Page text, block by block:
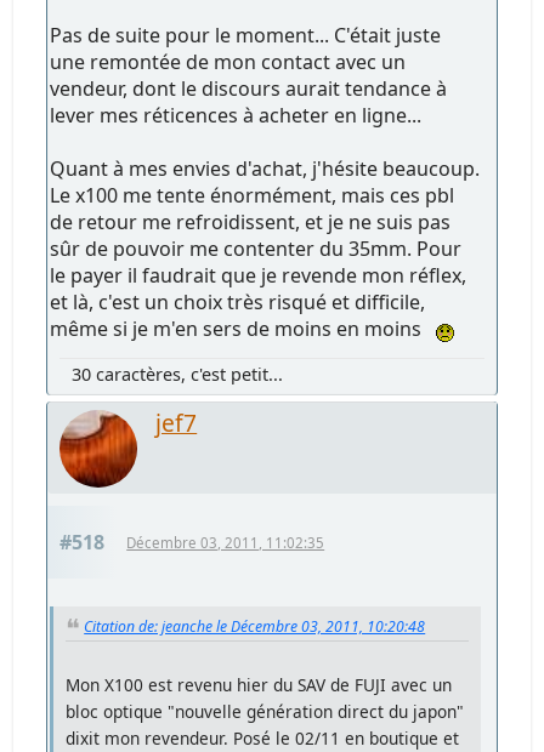
Pas de suite pour le moment... C'était juste
une remontée de mon contact avec un
vendeur, dont le discours aurait tendance à
lever mes réticences à acheter en ligne...
Quant à mes envies d'achat, j'hésite beaucoup.
Le x100 me tente énormément, mais ces pbl
de retour me refroidissent, et je ne suis pas
sûr de pouvoir me contenter du 35mm. Pour
le payer il faudrait que je revende mon réflex,
et là, c'est un choix très risqué et difficile,
même si je m'en sers de moins en moins
30 caractères, c'est petit...
jef7
#518 Décembre 03, 2011, 11:02:35
Citation de: jeanche le Décembre 03, 2011, 10:20:48
Mon X100 est revenu hier du SAV de FUJI avec un
bloc optique "nouvelle génération direct du japon"
dixit mon revendeur. Posé le 02/11 en boutique et